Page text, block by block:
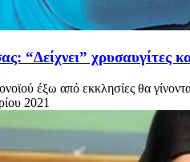
“Δείχνει” χρυσαυγίτες
έξω από εκκλησίες θα
2021